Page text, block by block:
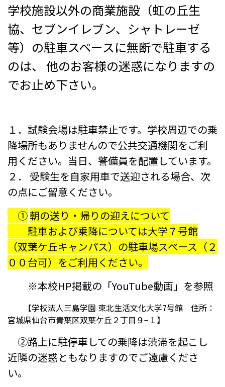
受験生の方へ 中学校の先生方へ
在校生の方へ 保護者の方へ
寄付金のお願い
学校施設以外の商業施設（虹の丘生
協、セブンイレブン、シャトレーゼ
等）の駐車スペースに無断で駐車する
のは、 他のお客様の迷惑になりますの
でお止め下さい。
１．試験会場は駐車禁止です。学校周辺での乗
降場所もありませんので公共交通機関をご利
用ください。当日、警備員を配置しています。
２． 受験生を自家用車で送迎される場合、次
の点にご留意ください。
①朝の送り・帰りの迎えについて
駐車および乗降については大学７号館
（双葉ケ丘キャンパス）の駐車場スペース（２
００台可）をご利用ください。
※本校HP掲載の「YouTube動画」を参照
【学校法人三島学園 東北生活文化大学7号館 住所：
宮城県仙台市青葉区双葉ケ丘２丁目９−１】
②路上に駐停車しての乗降は渋滞を起こし
近隣の迷惑ともなりますのでご遠慮くださ
い。